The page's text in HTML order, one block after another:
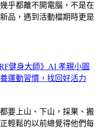
乎都離不開電腦，不是在
品，遇到活動檔期時更是
健身大師》AI 孝親小圓
運動習慣，找回好活力
要上山、下山，採果、搬
輕鬆的以前總覺得他們每